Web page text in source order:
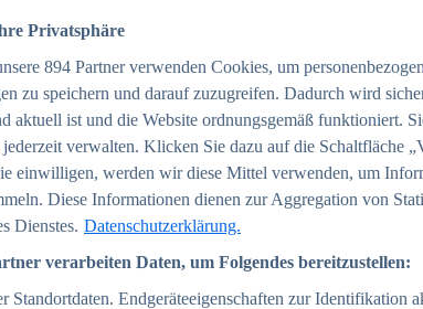
Privatsphäre
894 Partner verwenden Cookies, um
zu speichern und darauf zuzugreifen. Dadurch wird
aktuell ist und die Website ordnungsgemäß funktioniert.
verwalten. Klicken Sie dazu auf die Schaltfläche
einwilligen, werden wir diese Mittel verwenden, um
Diese Informationen dienen zur Aggregation von
Dienstes. Datenschutzerklärung.
verarbeiten Daten, um Folgendes bereitzustellen:
Standortdaten. Endgeräteeigenschaften zur Identifikation